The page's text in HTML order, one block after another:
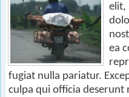
elit,
ea
fugiat nulla pariatur.
culpa qui officia deserunt